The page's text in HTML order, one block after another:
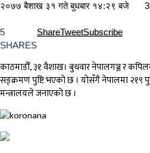
२०७७ बैशाख ३१ गते बुधबार १४:२९ बजे
5
SHARES
ShareTweetSubscribe
काठमाडौँ, ३१ वैशाख। बुधवार नेपालगञ्ज र
सङ्क्रमण पुष्टि भएको छ । योसँगै नेपालमा २१९
मन्त्रालयले जनाएको छ ।